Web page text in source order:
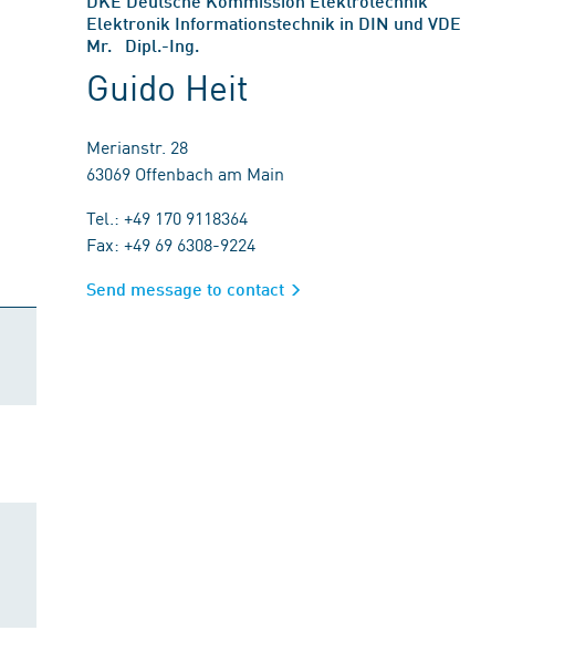
Elektronik Informationstechnik in DIN und VDE
Mr. Dipl.-Ing.
Guido Heit
Merianstr. 28
63069 Offenbach am Main
Tel.: +49 170 9118364
Fax: +49 69 6308-9224
Send message to contact